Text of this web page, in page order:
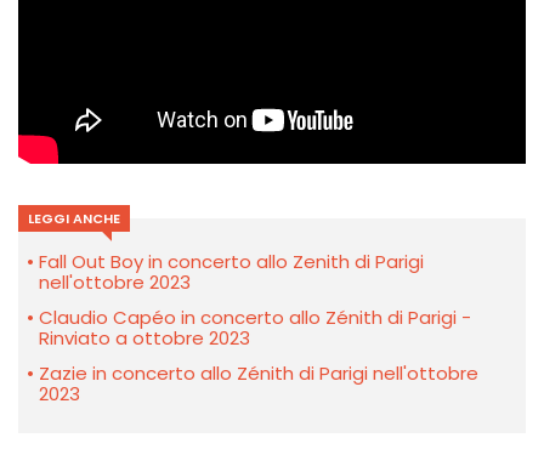
LEGGI ANCHE
Fall Out Boy in concerto allo Zenith di Parigi
nell'ottobre 2023
Claudio Capéo in concerto allo Zénith di Parigi -
Rinviato a ottobre 2023
Zazie in concerto allo Zénith di Parigi nell'ottobre
2023